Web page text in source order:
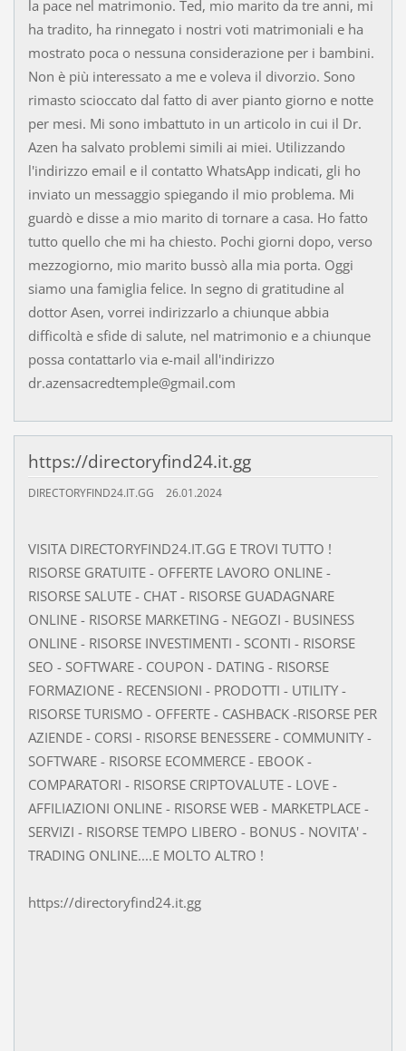
la pace nel matrimonio. Ted, mio marito da tre anni, mi
ha tradito, ha rinnegato i nostri voti matrimoniali e ha
mostrato poca o nessuna considerazione per i bambini.
Non è più interessato a me e voleva il divorzio. Sono
rimasto scioccato dal fatto di aver pianto giorno e notte
per mesi. Mi sono imbattuto in un articolo in cui il Dr.
Azen ha salvato problemi simili ai miei. Utilizzando
l'indirizzo email e il contatto WhatsApp indicati, gli ho
inviato un messaggio spiegando il mio problema. Mi
guardò e disse a mio marito di tornare a casa. Ho fatto
tutto quello che mi ha chiesto. Pochi giorni dopo, verso
mezzogiorno, mio marito bussò alla mia porta. Oggi
siamo una famiglia felice. In segno di gratitudine al
dottor Asen, vorrei indirizzarlo a chiunque abbia
difficoltà e sfide di salute, nel matrimonio e a chiunque
possa contattarlo via e-mail all'indirizzo
dr.azensacredtemple@gmail.com
https://directoryfind24.it.gg
DIRECTORYFIND24.IT.GG 26.01.2024
VISITA DIRECTORYFIND24.IT.GG E TROVI TUTTO !
RISORSE GRATUITE - OFFERTE LAVORO ONLINE -
RISORSE SALUTE - CHAT - RISORSE GUADAGNARE
ONLINE - RISORSE MARKETING - NEGOZI - BUSINESS
ONLINE - RISORSE INVESTIMENTI - SCONTI - RISORSE
SEO - SOFTWARE - COUPON - DATING - RISORSE
FORMAZIONE - RECENSIONI - PRODOTTI - UTILITY -
RISORSE TURISMO - OFFERTE - CASHBACK -RISORSE PER
AZIENDE - CORSI - RISORSE BENESSERE - COMMUNITY -
SOFTWARE - RISORSE ECOMMERCE - EBOOK -
COMPARATORI - RISORSE CRIPTOVALUTE - LOVE -
AFFILIAZIONI ONLINE - RISORSE WEB - MARKETPLACE -
SERVIZI - RISORSE TEMPO LIBERO - BONUS - NOVITA' -
TRADING ONLINE....E MOLTO ALTRO !
https://directoryfind24.it.gg